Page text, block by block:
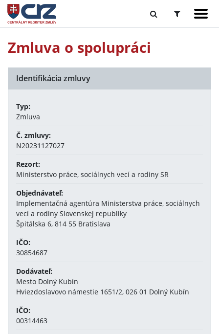
Zmluva o spolupráci
Identifikácia zmluvy
Typ:
Zmluva
Č. zmluvy:
N20231127027
Rezort:
Ministerstvo práce, sociálnych vecí a rodiny SR
Objednávateľ:
Implementačná agentúra Ministerstva práce, sociálnych
vecí a rodiny Slovenskej republiky
Špitálska 6, 814 55 Bratislava
IČO:
30854687
Dodávateľ:
Mesto Dolný Kubín
Hviezdoslavovo námestie 1651/2, 026 01 Dolný Kubín
IČO:
00314463